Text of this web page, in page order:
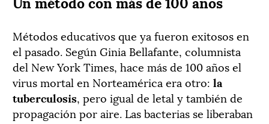
Métodos educativos que ya fueron exitosos en
el pasado. Según Ginia Bellafante, columnista
del New York Times, hace más de 100 años el
virus mortal en Norteamérica era otro: la
tuberculosis, pero igual de letal y también de
propagación por aire. Las bacterias se liberaban